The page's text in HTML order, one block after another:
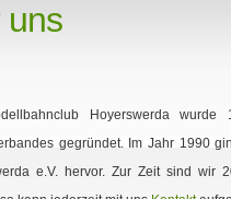
uns
Hoyerswerda
gegründet. Im Jahr 1990
e.V. hervor. Zur Zeit sind wir